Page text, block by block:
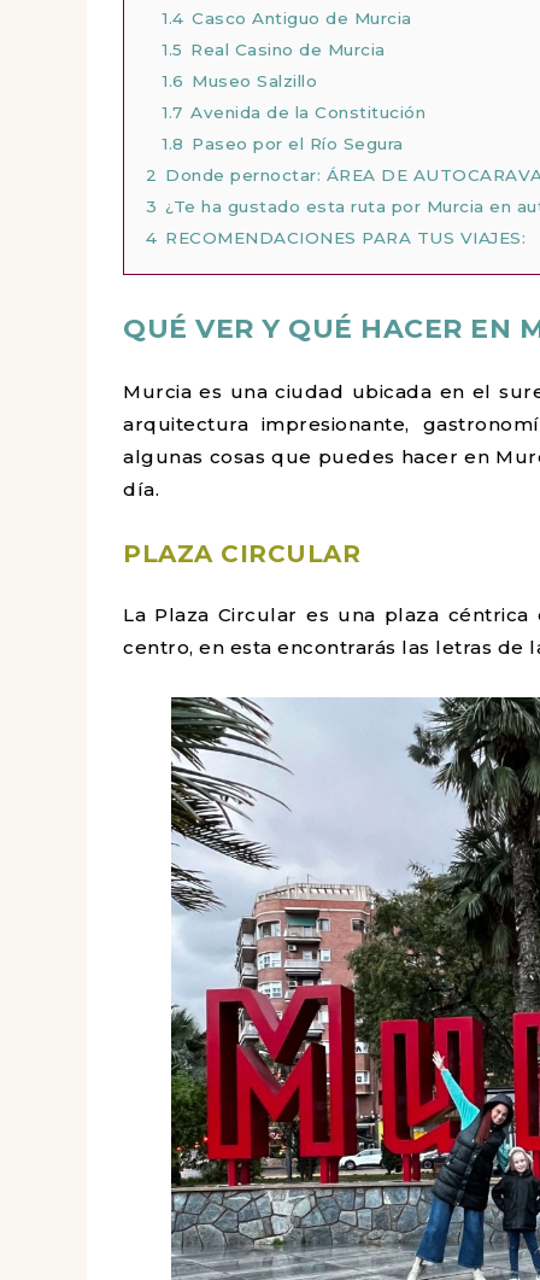
1.4 Casco Antiguo de Murcia
1.5 Real Casino de Murcia
1.6 Museo Salzillo
1.7 Avenida de la Constitución
1.8 Paseo por el Río Segura
2
Donde pernoctar: ÁREA DE
3 ¿Te ha gustado esta ruta por Murcia en
4 RECOMENDACIONES PARA TUS VIAJES:
QUÉ VER Y QUÉ HACER EN
Murcia es una ciudad ubicada en el
arquitectura impresionante,
algunas cosas que puedes hacer en
día.
PLAZA CIRCULAR
La Plaza Circular es una plaza
centro, en esta encontrarás las letras de